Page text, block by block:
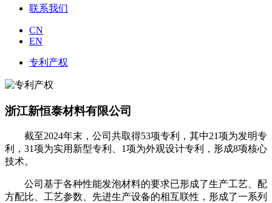
联系我们
CN
EN
专利产权
浙江新恒泰材料有限公司
截至2024年末，公司共取得53项专利，其中21项为发明专
利，31项为实用新型专利、1项为外观设计专利，形成8项核心
技术。
公司基于各种性能发泡材料的要求已形成了生产工艺、配
方配比、工艺参数、先进生产设备的相互联性，形成了一系列